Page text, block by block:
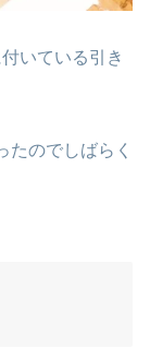
いている引き
たのでしばらく